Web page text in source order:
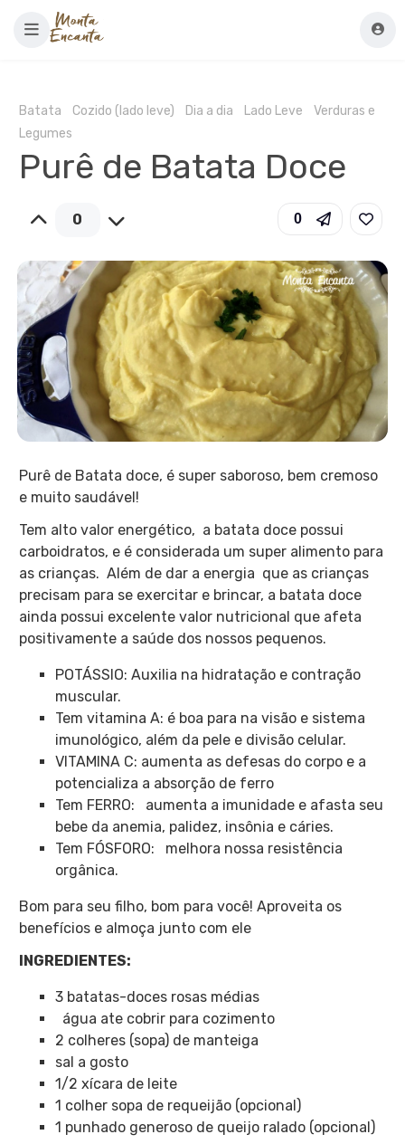
Batata Cozido (lado leve) Dia a dia Lado Leve
Verduras e
Legumes
Purê de Batata Doce
0 0
Purê de Batata doce, é super saboroso, bem cremoso
e muito saudável!
Tem alto valor energético, a batata doce possui
carboidratos, e é considerada um super alimento para
as crianças. Além de dar a energia que as crianças
precisam para se exercitar e brincar, a batata doce
ainda possui excelente valor nutricional que afeta
positivamente a saúde dos nossos pequenos.
POTÁSSIO: Auxilia na hidratação e contração
muscular.
Tem vitamina A: é boa para na visão e sistema
imunológico, além da pele e divisão celular.
VITAMINA C: aumenta as defesas do corpo e a
potencializa a absorção de ferro
Tem FERRO: aumenta a imunidade e afasta seu
bebe da anemia, palidez, insônia e cáries.
Tem FÓSFORO: melhora nossa resistência
orgânica.
Bom para seu filho, bom para você! Aproveita os
benefícios e almoça junto com ele
INGREDIENTES:
3 batatas-doces rosas médias
água ate cobrir para cozimento
2 colheres (sopa) de manteiga
sal a gosto
1/2 xícara de leite
1 colher sopa de requeijão (opcional)
1 punhado generoso de queijo ralado (opcional)